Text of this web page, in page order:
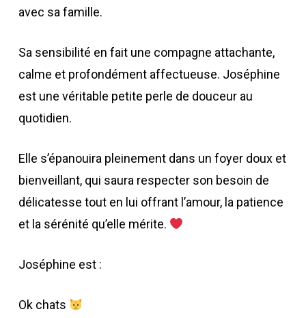
avec sa famille.
Sa sensibilité en fait une compagne attachante,
calme et profondément affectueuse. Joséphine
est une véritable petite perle de douceur au
quotidien.
Elle s’épanouira pleinement dans un foyer doux et
bienveillant, qui saura respecter son besoin de
délicatesse tout en lui offrant l’amour, la patience
et la sérénité qu’elle mérite.
Joséphine est :
Ok chats